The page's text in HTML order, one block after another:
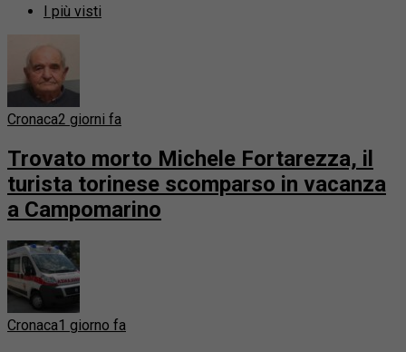
I più visti
Cronaca2 giorni fa
Trovato morto Michele Fortarezza, il
turista torinese scomparso in vacanza
a Campomarino
Cronaca1 giorno fa